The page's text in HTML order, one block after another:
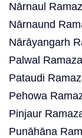
Nārnaul
Nārnaund
Nārāyangarh
Palwal
Pataudi
Pehowa
Pinjaur
Punāhāna